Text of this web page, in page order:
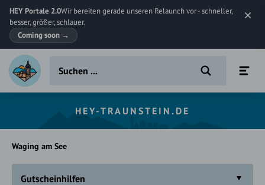
HEY Portale 2.0Wir bereiten gerade unseren Relaunch vor - schneller,
besser, größer, schlauer.
Coming soon →
HEY-TRAUNSTEIN.DE
Waging am See
Gutscheinhilfen